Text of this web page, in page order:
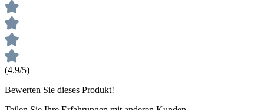
(4.9/5)
Bewerten Sie dieses Produkt!